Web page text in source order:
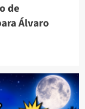
de
Álvaro